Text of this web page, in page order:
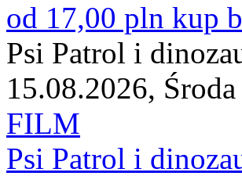
od 17,00 pln kup
Psi Patrol i
15.08.2026,
FILM
Psi Patrol i